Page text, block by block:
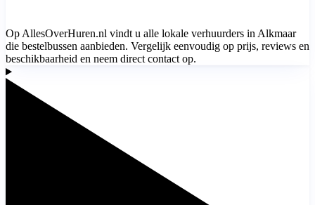
Op AllesOverHuren.nl vindt u alle lokale verhuurders in Alkmaar
die bestelbussen aanbieden. Vergelijk eenvoudig op prijs, reviews en
beschikbaarheid en neem direct contact op.